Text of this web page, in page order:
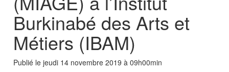
Burkinabé des Arts et
Métiers (IBAM)
Publié le jeudi 14 novembre 2019 à 09h00min